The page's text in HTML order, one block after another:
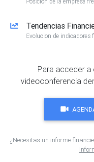
Tendencias
Evolucion de indicadores
Para acceder a
videoconferencia
¿Necesitas un informe